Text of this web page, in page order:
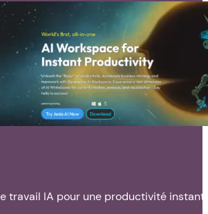
travail IA pour une productivité